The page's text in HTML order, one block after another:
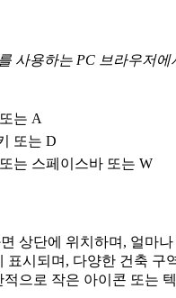
사용하는 PC 브라우저
는 A
또는 D
는 스페이스바 또는 W
상단에 위치하며, 얼마
표시되며, 다양한 건축 구
적으로 작은 아이콘 또는